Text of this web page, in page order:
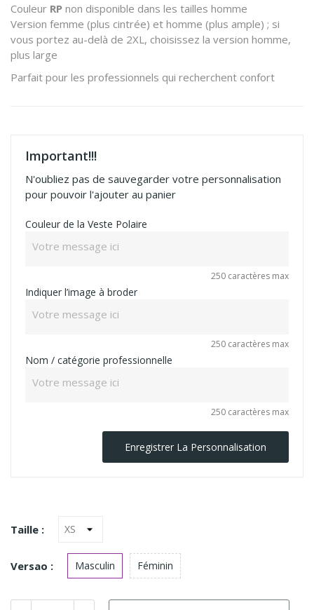
Couleur RP non disponible dans les tailles homme
Version femme (plus cintrée) et homme (plus ample) ; si
vous portez au-delà de 2XL, choisissez la version homme,
plus large
Parfait pour les professionnels qui recherchent confort
Important!!!
N'oubliez pas de sauvegarder votre personnalisation
pour pouvoir l'ajouter au panier
Couleur de la Veste Polaire
250 caractères max
Indiquer l’image à broder
250 caractères max
Nom / catégorie professionnelle
250 caractères max
Enregistrer La Personnalisation
Taille :
Versao : Masculin Féminin